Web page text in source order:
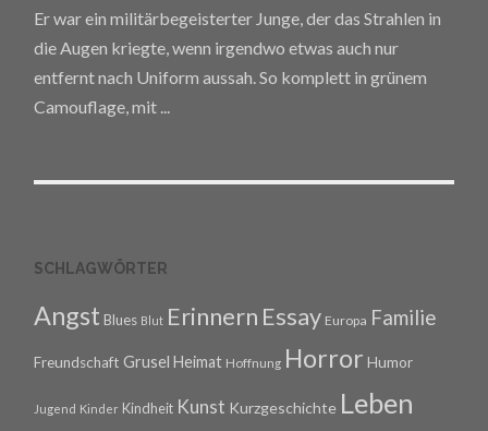
Er war ein militärbegeisterter Junge, der das Strahlen in
die Augen kriegte, wenn irgendwo etwas auch nur
entfernt nach Uniform aussah. So komplett in grünem
Camouflage, mit
SCHLAGWÖRTER
Angst Blues Blut Erinnern Essay Europa Familie
Freundschaft Grusel Heimat Hoffnung Horror Humor
Jugend Kinder Kindheit Kunst Kurzgeschichte Leben